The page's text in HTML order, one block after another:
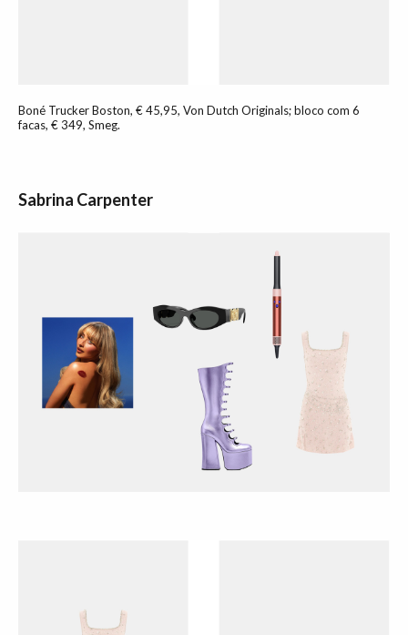
Boné Trucker Boston, € 45,95, Von Dutch Originals; bloco com 6
facas, € 349, Smeg.
Sabrina Carpenter